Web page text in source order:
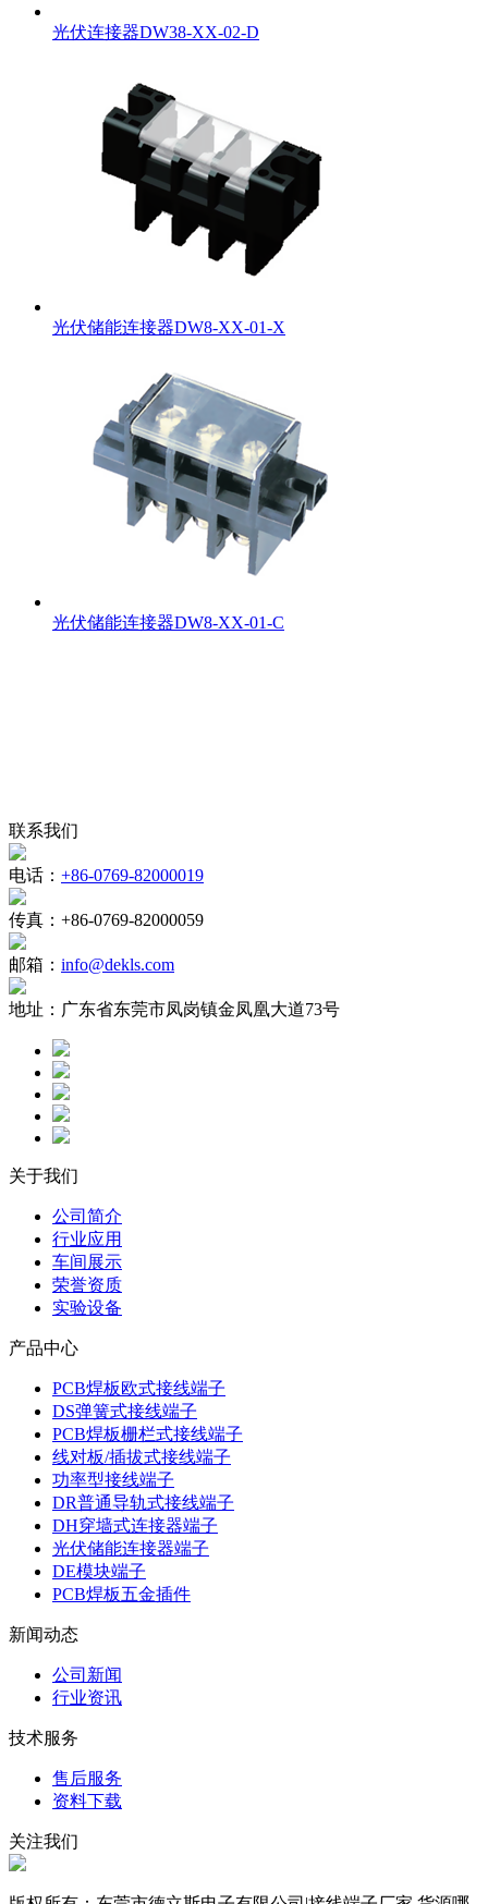
光伏连接器DW38-XX-02-D
光伏储能连接器DW8-XX-01-X
光伏储能连接器DW8-XX-01-C
联系我们
电话： +86-0769-82000019
传真： +86-0769-82000059
邮箱： info@dekls.com
地址： 广东省东莞市凤岗镇金凤凰大道73号
关于我们
公司简介
行业应用
车间展示
荣誉资质
实验设备
产品中心
PCB焊板欧式接线端子
DS弹簧式接线端子
PCB焊板栅栏式接线端子
线对板/插拔式接线端子
功率型接线端子
DR普通导轨式接线端子
DH穿墙式连接器端子
光伏储能连接器端子
DE模块端子
PCB焊板五金插件
新闻动态
公司新闻
行业资讯
技术服务
售后服务
资料下载
关注我们